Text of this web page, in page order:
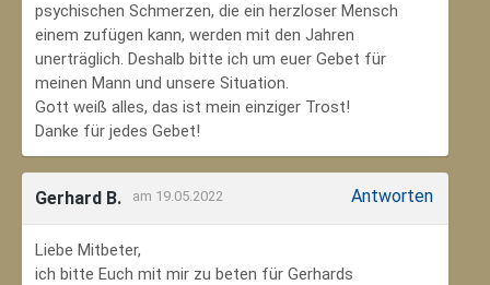
psychischen Schmerzen, die ein herzloser Mensch
einem zufügen kann, werden mit den Jahren
unerträglich. Deshalb bitte ich um euer Gebet für
meinen Mann und unsere Situation.
Gott weiß alles, das ist mein einziger Trost!
Danke für jedes Gebet!
Gerhard B. am 19.05.2022 Antworten
Liebe Mitbeter,
ich bitte Euch mit mir zu beten für Gerhards